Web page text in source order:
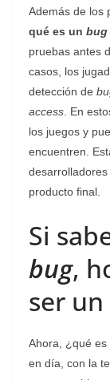
Además de los
qué es un bug
pruebas antes
casos, los
detección de
access . En
los juegos y
encuentren.
producto final.
Si
bug,
ser
Ahora, ¿qué es
en día, con la